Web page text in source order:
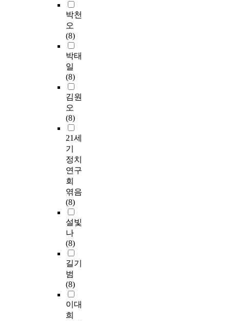
박천
오
(8)
박태
일
(8)
김원
오
(8)
21세
기
정치
연구
회
엮음
(8)
설빛
나
(8)
길기
범
(8)
이대
희